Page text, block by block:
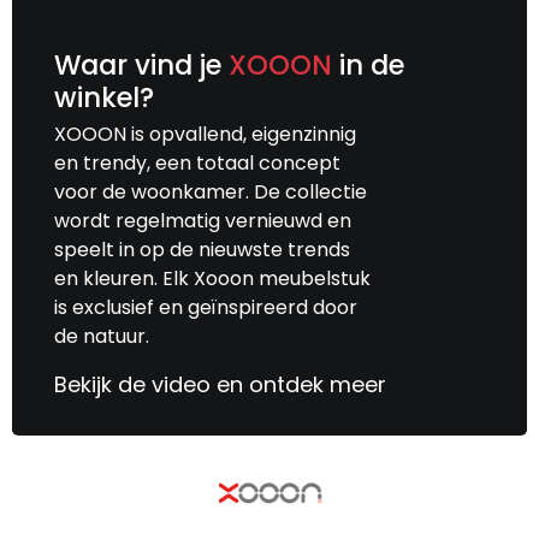
Waar vind je XOOON in de
winkel?
XOOON is opvallend, eigenzinnig
en trendy, een totaal concept
voor de woonkamer. De collectie
wordt regelmatig vernieuwd en
speelt in op de nieuwste trends
en kleuren. Elk Xooon meubelstuk
is exclusief en geïnspireerd door
de natuur.
Bekijk de video en ontdek meer